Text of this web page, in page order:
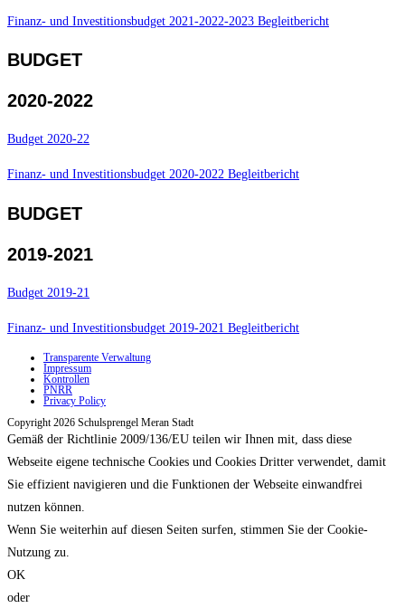
Finanz- und Investitionsbudget 2021-2022-2023 Begleitbericht
BUDGET
2020-2022
Budget 2020-22
Finanz- und Investitionsbudget 2020-2022 Begleitbericht
BUDGET
2019-2021
Budget 2019-21
Finanz- und Investitionsbudget 2019-2021 Begleitbericht
Transparente Verwaltung
Impressum
Kontrollen
PNRR
Privacy Policy
Copyright 2026 Schulsprengel Meran Stadt
Gemäß der Richtlinie 2009/136/EU teilen wir Ihnen mit, dass diese
Webseite eigene technische Cookies und Cookies Dritter verwendet, damit
Sie effizient navigieren und die Funktionen der Webseite einwandfrei
nutzen können.
Wenn Sie weiterhin auf diesen Seiten surfen, stimmen Sie der Cookie-
Nutzung zu.
OK
oder